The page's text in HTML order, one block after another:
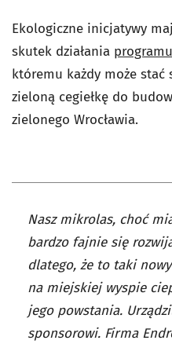
Ekologiczne inicjatywy
skutek działania
któremu każdy może stać
zieloną cegiełkę do
zielonego Wrocławia.
Nasz mikrolas, choć
bardzo fajnie się
dlatego, że to taki
na miejskiej wyspie
jego powstania.
sponsorowi. Firma